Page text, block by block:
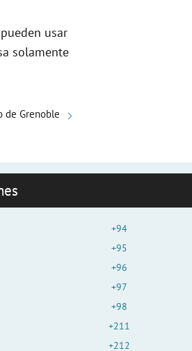
usar
solamente
de Grenoble
+94
+95
+96
+97
+98
+211
+212